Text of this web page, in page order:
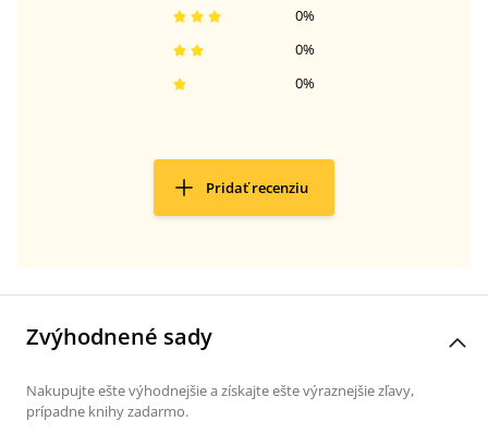
0%
0%
0%
Pridať recenziu
Zvýhodnené sady
Nakupujte ešte výhodnejšie a získajte ešte výraznejšie zľavy,
prípadne knihy zadarmo.